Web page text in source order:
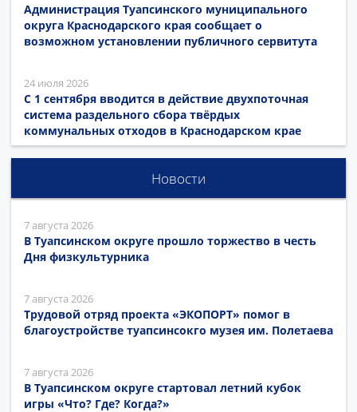
Администрация Туапсинского муниципального
округа Краснодарского края сообщает о
возможном установлении публичного сервитута
24 июля 2026
С 1 сентября вводится в действие двухпоточная
система раздельного сбора твёрдых
коммунальных отходов в Краснодарском крае
Новости
7 августа 2026
В Туапсинском округе прошло торжество в честь
Дня физкультурника
7 августа 2026
Трудовой отряд проекта «ЭКОПОРТ» помог в
благоустройстве туапсинсокго музея им. Полетаева
7 августа 2026
В Туапсинском округе стартовал летний кубок
игры «Что? Где? Когда?»